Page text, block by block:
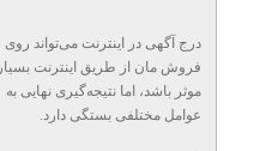
درج آگهی در اینترنت می‌تواند روی
فروش مان از طریق اینترنت بسیار
موثر باشد، اما نتیجه‌گیری نهایی به
عوامل مختلفی بستگی دارد.